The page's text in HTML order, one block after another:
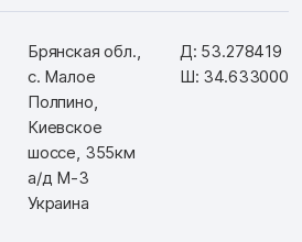
Брянская обл.,
с. Малое
Полпино,
Киевское
шоссе, 355км
а/д М-3
Украина
Д: 53.278419
Ш: 34.633000